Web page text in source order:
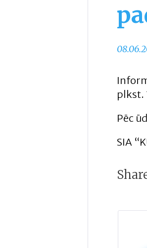
plkst.
Pēc
SIA